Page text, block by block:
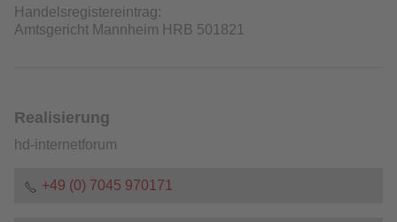
Handelsregistereintrag:
Amtsgericht Mannheim HRB 501821
Realisierung
hd-internetforum
+49 (0) 7045 970171